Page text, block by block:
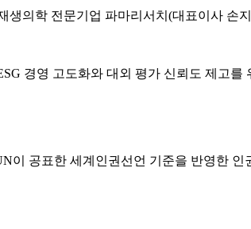
생의학 전문기업 파마리서치(대표이사 손
경영 고도화와 대외 평가 신뢰도 제고
이 공표한 세계인권선언 기준을 반영한